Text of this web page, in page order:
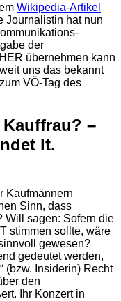
Wikipedia-Artikel
Journalistin hat nun
der
übernehmen kann
uns das bekannt
VÖ-Tag des
Kauffrau? –
lt.
Kaufmännern
Sinn, dass
Will sagen: Sofern die
stimmen sollte, wäre
gewesen?
gedeutet werden,
(bzw. Insiderin) Recht
den
Ihr Konzert in